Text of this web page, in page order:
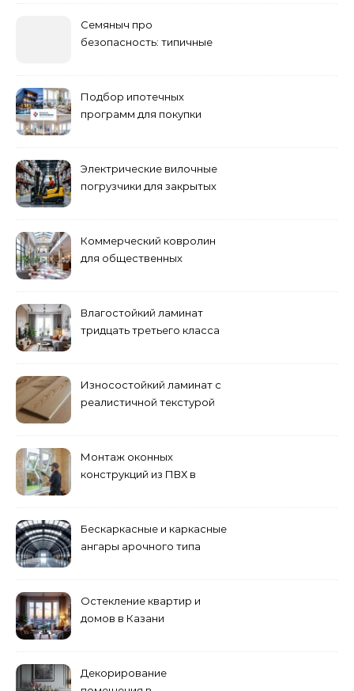
Семяныч про
безопасность: типичные
Подбор ипотечных
программ для покупки
Электрические вилочные
погрузчики для закрытых
Коммерческий ковролин
для общественных
Влагостойкий ламинат
тридцать третьего класса
Износостойкий ламинат с
реалистичной текстурой
Монтаж оконных
конструкций из ПВХ в
Бескаркасные и каркасные
ангары арочного типа
Остекление квартир и
домов в Казани
Декорирование